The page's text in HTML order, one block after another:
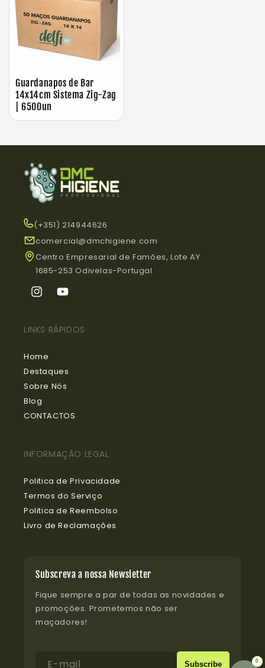
Guardanapos de Bar
14x14cm Sistema Zig-Zag
| 6500un
(+351) 214944626
comercial@dmchigiene.com
Centro Empresarial de Famões, Lote AY
1685-253 Odivelas-Portugal
InstagramYouTube
LINKS RÁPIDOS
Home
Destaques
Sobre Nós
Blog
CONTACTOS
INFORMAÇÃO LEGAL
Politica de Privacidade
Termos do Serviço
Politica de Reembolso
Livro de Reclamações
Subscreva a nossa Newsletter
Fique sempre a par de todas as novidades e
promoções. Prometemos não ser
maçadores!
E-mail Subscribe 0
0